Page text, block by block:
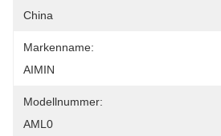
China
Markenname:
AIMIN
Modellnummer:
AML0